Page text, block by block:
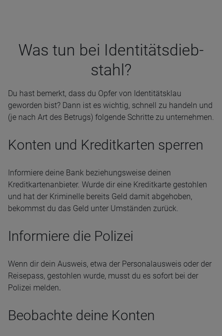
Was tun bei Iden­ti­täts­dieb­
stahl?
Du hast bemerkt, dass du Opfer von Identitätsklau
geworden bist? Dann ist es wichtig, schnell zu handeln und
(je nach Art des Betrugs) folgende Schritte zu unternehmen.
Konten und Kreditkarten sperren
Informiere deine Bank beziehungsweise deinen
Kreditkartenanbieter. Wurde dir eine Kreditkarte gestohlen
und hat der Kriminelle bereits Geld damit abgehoben,
bekommst du das Geld unter Umständen zurück.
Informiere die Polizei
Wenn dir dein Ausweis, etwa der Personalausweis oder der
Reisepass, gestohlen wurde, musst du es sofort bei der
Polizei melden.
Beobachte deine Konten